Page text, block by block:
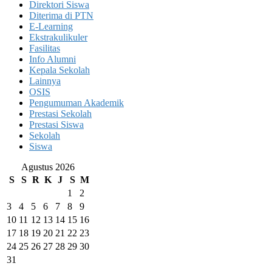
Direktori Siswa
Diterima di PTN
E-Learning
Ekstrakulikuler
Fasilitas
Info Alumni
Kepala Sekolah
Lainnya
OSIS
Pengumuman Akademik
Prestasi Sekolah
Prestasi Siswa
Sekolah
Siswa
Agustus 2026
S
S R K J S M
1
2
3
4 5 6 7 8
9
10 11 12 13 14 15 16
17 18 19 20 21 22 23
24 25 26 27 28 29 30
31